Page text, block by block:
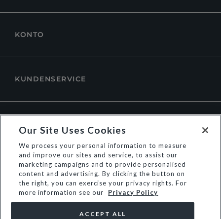
KONTO
KUNDENSERVICE
Our Site Uses Cookies
We process your personal information to measure
and improve our sites and service, to assist our
marketing campaigns and to provide personalised
content and advertising. By clicking the button on
the right, you can exercise your privacy rights. For
more information see our
Privacy Policy
ACCEPT ALL